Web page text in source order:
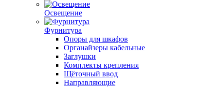
Освещение
Фурнитура
Опоры для шкафов
Органайзеры кабельные
Заглушки
Комплекты крепления
Щёточный ввод
Направляющие